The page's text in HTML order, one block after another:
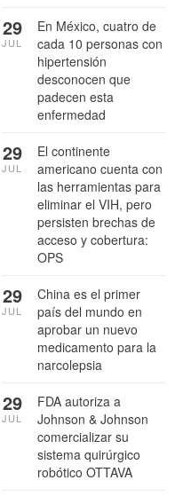
En México, cuatro de
cada 10 personas con
hipertensión
desconocen que
padecen esta
enfermedad
29
JUL
El continente
americano cuenta con
las herramientas para
eliminar el VIH, pero
persisten brechas de
acceso y cobertura:
OPS
29
JUL
China es el primer
país del mundo en
aprobar un nuevo
medicamento para la
narcolepsia
29
JUL
FDA autoriza a
Johnson & Johnson
comercializar su
sistema quirúrgico
robótico OTTAVA
29
JUL